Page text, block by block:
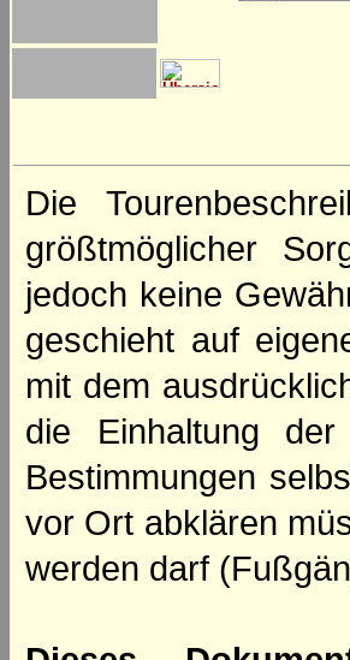
Die
größtmöglicher
jedoch keine
geschieht auf
mit dem
die Einhaltung der
Bestimmungen
vor Ort abklären
werden darf